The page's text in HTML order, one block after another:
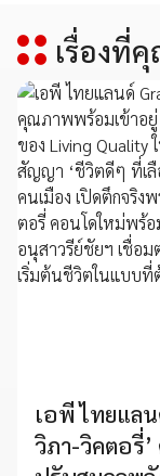
เรื่องที่
เอพี ไทยแลน
วิภา-วิคตอรี่